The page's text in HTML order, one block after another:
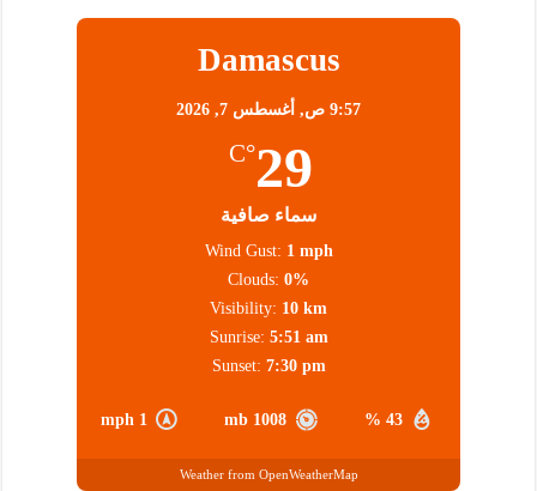
Damascus
9:57 ص, أغسطس 7, 2026
29
°C
سماء صافية
43 %
1008 mb
1 mph
Wind Gust: 1 mph
Clouds: 0%
Visibility: 10 km
Sunrise: 5:51 am
Sunset: 7:30 pm
Weather from OpenWeatherMap